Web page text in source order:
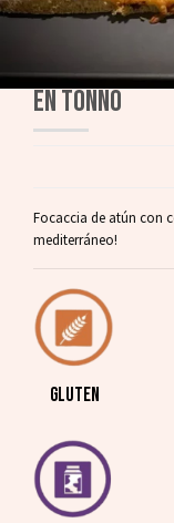
EN TONNO
Focaccia de atún con
mediterráneo!
GLUTEN